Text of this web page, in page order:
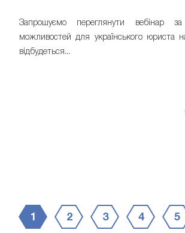
Запрошуємо переглянути вебінар
можливостей для українського юриста
відбудеться...
1 2 3 4 5